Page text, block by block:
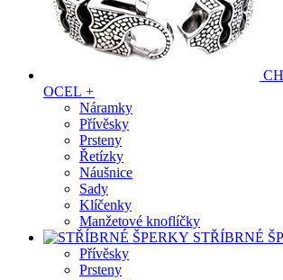
OCEL +
Náramky
Přívěsky
Prsteny
Řetízky
Náušnice
Sady
Klíčenky
Manžetové knoflíčky
STŘÍBRNÉ
Přívěsky
Prsteny